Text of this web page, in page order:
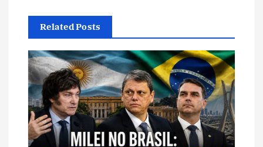
ç
ã
o
d
e
Related Posts